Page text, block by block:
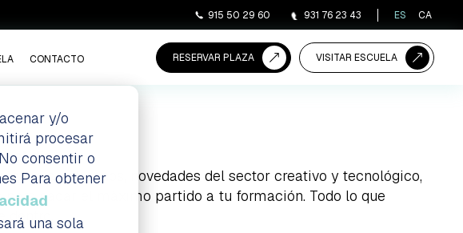
y/o
procesar
consentir o
Para obtener
una sola
915 50 29 60 931 76 23 43 ES CA
CONTACTO RESERVAR PLAZA VISITAR ESCUELA
al día.
de alumnos, novedades del sector creativo y tecnológico,
para sacar el máximo partido a tu formación. Todo lo que
dentro.